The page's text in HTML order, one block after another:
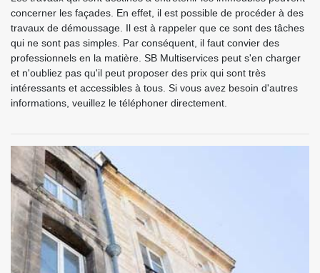
concerner les façades. En effet, il est possible de procéder à des
travaux de démoussage. Il est à rappeler que ce sont des tâches
qui ne sont pas simples. Par conséquent, il faut convier des
professionnels en la matière. SB Multiservices peut s'en charger
et n'oubliez pas qu'il peut proposer des prix qui sont très
intéressants et accessibles à tous. Si vous avez besoin d'autres
informations, veuillez le téléphoner directement.